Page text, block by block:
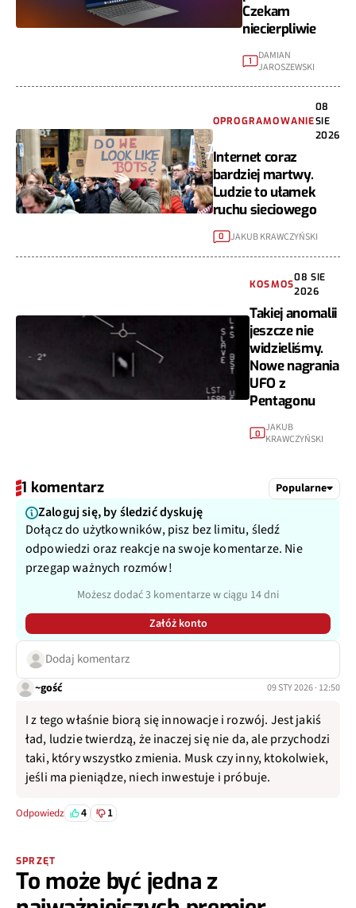
Czekam
niecierpliwie
1
DAMIAN
JAROSZEWSKI
OPROGRAMOWANIE
08
SIE
2026
Internet coraz
bardziej martwy.
Ludzie to ułamek
ruchu sieciowego
0 JAKUB KRAWCZYŃSKI
KOSMOS
08 SIE
2026
Takiej anomalii
jeszcze nie
widzieliśmy.
Nowe nagrania
UFO z
Pentagonu
0
JAKUB
KRAWCZYŃSKI
1 komentarz Popularne
Zaloguj się, by śledzić dyskuję
Dołącz do użytkowników, pisz bez limitu, śledź
odpowiedzi oraz reakcje na swoje komentarze. Nie
przegap ważnych rozmów!
Możesz dodać 3 komentarze w ciągu 14 dni
Załóż konto
Dodaj komentarz
~gość 09 STY 2026 · 12:50
I z tego właśnie biorą się innowacje i rozwój. Jest jakiś
ład, ludzie twierdzą, że inaczej się nie da, ale przychodzi
taki, który wszystko zmienia. Musk czy inny, ktokolwiek,
jeśli ma pieniądze, niech inwestuje i próbuje.
Odpowiedz 4 1
SPRZĘT
To może być jedna z